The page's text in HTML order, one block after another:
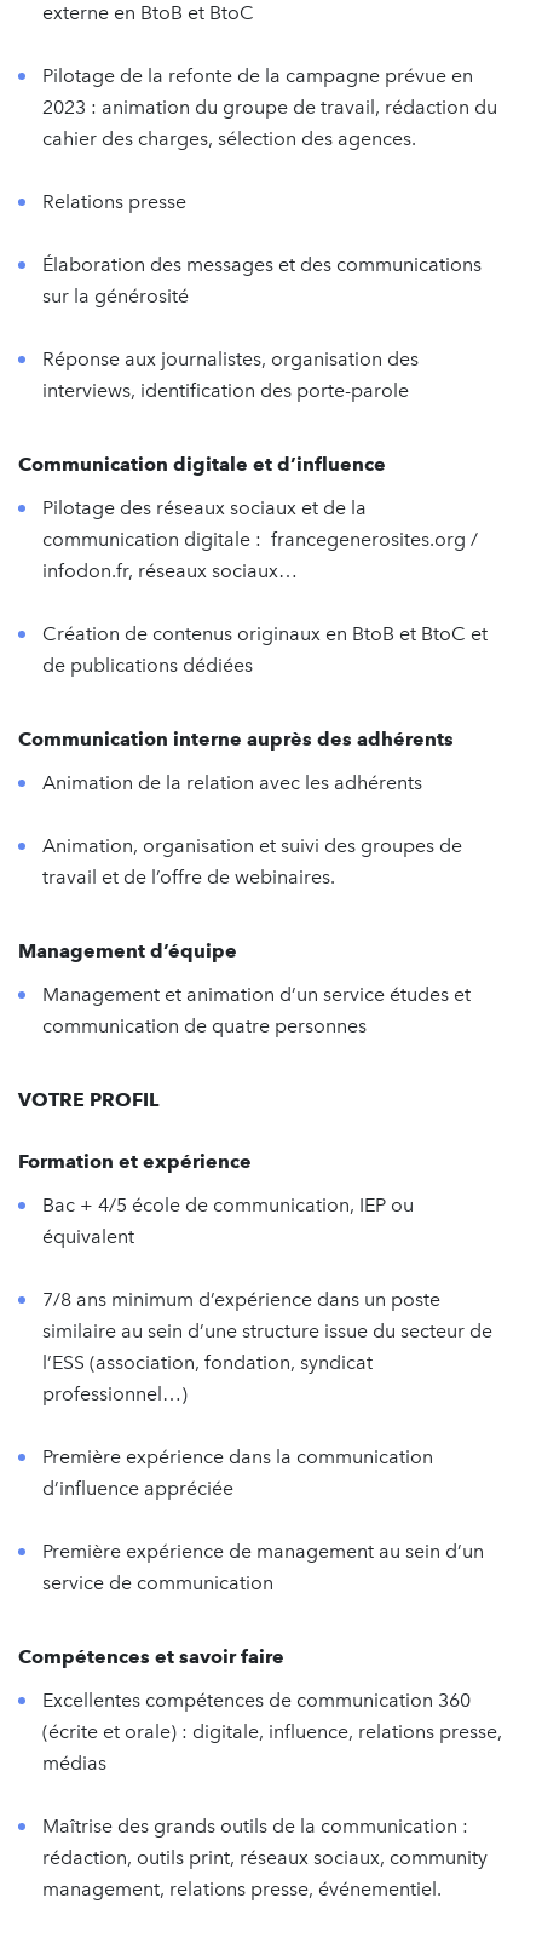
externe en BtoB et BtoC
Pilotage de la refonte de la campagne prévue en
2023 : animation du groupe de travail, rédaction du
cahier des charges, sélection des agences.
Relations presse
Élaboration des messages et des communications
sur la générosité
Réponse aux journalistes, organisation des
interviews, identification des porte-parole
Communication digitale et d’influence
Pilotage des réseaux sociaux et de la
communication digitale : francegenerosites.org /
infodon.fr, réseaux sociaux…
Création de contenus originaux en BtoB et BtoC et
de publications dédiées
Communication interne auprès des adhérents
Animation de la relation avec les adhérents
Animation, organisation et suivi des groupes de
travail et de l’offre de webinaires.
Management d’équipe
Management et animation d’un service études et
communication de quatre personnes
VOTRE PROFIL
Formation et expérience
Bac + 4/5 école de communication, IEP ou
équivalent
7/8 ans minimum d’expérience dans un poste
similaire au sein d’une structure issue du secteur de
l’ESS (association, fondation, syndicat
professionnel…)
Première expérience dans la communication
d’influence appréciée
Première expérience de management au sein d’un
service de communication
Compétences et savoir faire
Excellentes compétences de communication 360
(écrite et orale) : digitale, influence, relations presse,
médias
Maîtrise des grands outils de la communication :
rédaction, outils print, réseaux sociaux, community
management, relations presse, événementiel.